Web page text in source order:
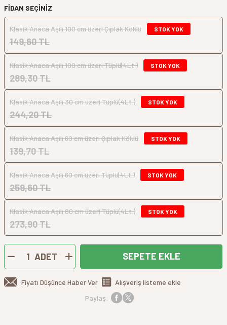
FIDAN SEÇINIZ
Klasik Anaca Aşılı 100 cm üzeri Çıplak Köklü STOK YOK
149,60 TL
Klasik Anaca Aşılı 100 cm üzeri Tüplü(4Lt.) STOK YOK
289,30 TL
Klasik Anaca Aşılı 30 cm üzeri Tüplü(4Lt.) STOK YOK
244,20 TL
Klasik Anaca Aşılı 60 cm üzeri Çıplak Köklü STOK YOK
139,70 TL
Klasik Anaca Aşılı 60 cm üzeri Tüplü(4Lt.) STOK YOK
259,60 TL
Klasik Anaca Aşılı 80 cm üzeri Tüplü(4Lt.) STOK YOK
273,90 TL
ADET SEPETE EKLE
Alışveriş listeme ekle
Fiyatı Düşünce Haber Ver
Paylaş: